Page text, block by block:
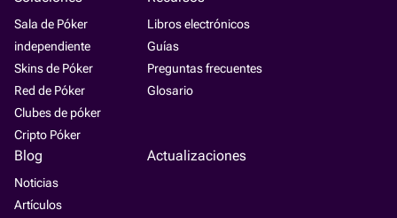
Sala de Póker
independiente
Skins de Póker
Red de Póker
Clubes de póker
Cripto Póker
Libros electrónicos
Guías
Preguntas frecuentes
Glosario
Blog
Noticias
Artículos
Actualizaciones